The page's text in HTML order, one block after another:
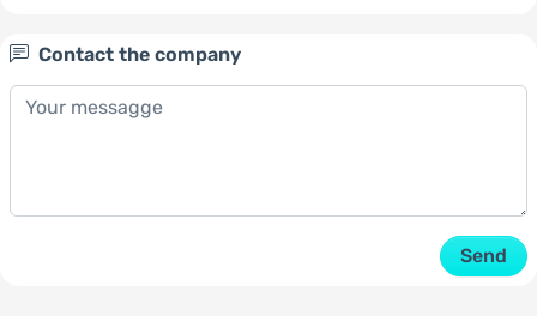
Contact the company
Send